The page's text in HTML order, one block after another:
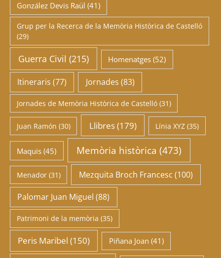
González Devis Raül (41)
Grup per la Recerca de la Memòria Històrica de Castelló
(29)
Guerra Civil (215) Homenatges (52)
Itineraris (77) Jornades (83)
Jornades de Memòria Històrica de Castelló(31)
Juan Ramón (30) Llibres(179) Línia XYZ (35)
Maquis (45) Memòria històrica (473)
Menador(31) Mezquita Broch Francesc (100)
Palomar Juan Miguel (88)
Patrimoni de la memòria (35)
Peris Maribel (150) Piñana Joan (41)